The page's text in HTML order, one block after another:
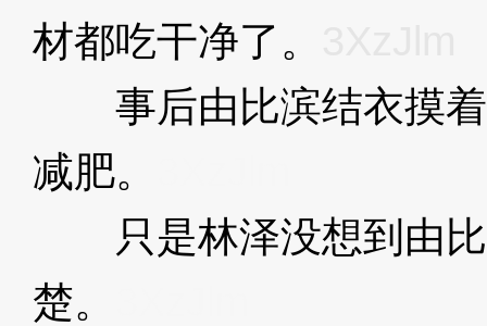
材都吃干净了。
事后由比滨结衣摸着
减肥。
只是林泽没想到由比
楚。